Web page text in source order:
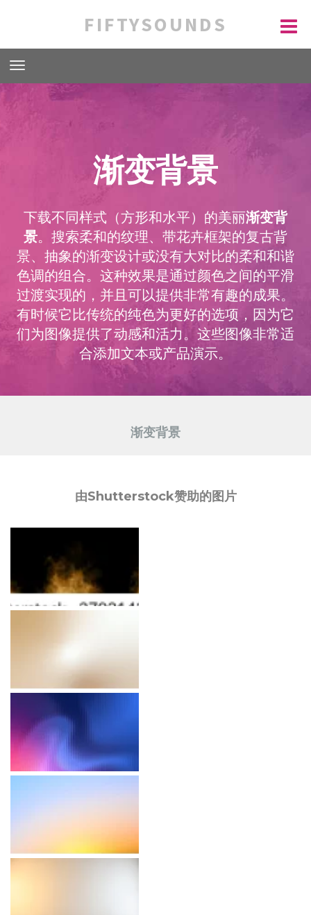
FIFTYSOUNDS
渐变背景
下载不同样式（方形和水平）的美丽渐变背
景。搜索柔和的纹理、带花卉框架的复古背
景、抽象的渐变设计或没有大对比的柔和和谐
色调的组合。这种效果是通过颜色之间的平滑
过渡实现的，并且可以提供非常有趣的成果。
有时候它比传统的纯色为更好的选项，因为它
们为图像提供了动感和活力。这些图像非常适
合添加文本或产品演示。
渐变背景
由Shutterstock赞助的图片